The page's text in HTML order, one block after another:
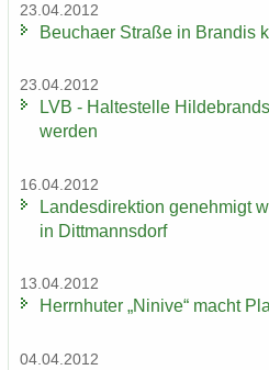
23.04.2012
Beu­cha­er Stra­ße in Bran­dis
23.04.2012
LVB - Hal­te­stel­le
wer­den
16.04.2012
Lan­des­di­rek­ti­on ge­neh­migt
in Ditt­manns­dorf
13.04.2012
Herrn­hu­ter „Ni­ni­ve“ macht
04.04.2012